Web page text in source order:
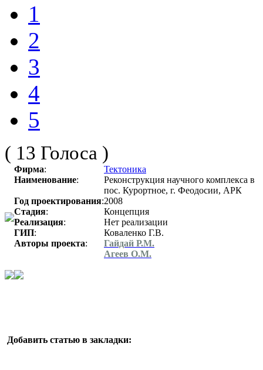
1
2
3
4
5
( 13 Голоса )
Фирма:
Тектоника
Наименование:
Реконструкция научного комплекса в
пос. Курортное, г. Феодосии, АРК
Год проектирования:2008
Стадия:
Концепция
Реализация:
Нет реализации
ГИП:
Коваленко Г.В.
Авторы проекта:
Гайдай Р.М.
Агеев О.М.
Добавить статью в закладки: